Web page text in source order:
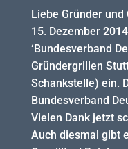
Liebe Gründer
15. Dezember
‘Bundesverband
Gründergrillen
Schankstelle) ein.
Bundesverband
Vielen Dank jetzt
Auch diesmal gibt